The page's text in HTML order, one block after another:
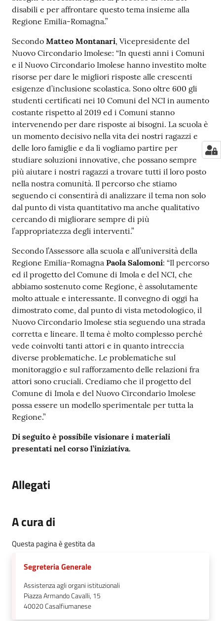
disabili e per affrontare questo tema insieme alla
Regione Emilia-Romagna.”
Secondo Matteo Montanari, Vicepresidente del
Nuovo Circondario Imolese: “In questi anni i Comuni
e il Nuovo Circondario Imolese hanno investito molte
risorse per dare le migliori risposte alle crescenti
esigenze d’inclusione scolastica. Sono oltre 600 gli
studenti certificati nei 10 Comuni del NCI in aumento
costante rispetto al 2019 ed i Comuni stanno
intervenendo per dare risposte ai bisogni. La scuola è
un momento decisivo nella vita dei nostri ragazzi e
delle loro famiglie e da lì vogliamo partire per
studiare soluzioni innovative, che possano sempre
più aiutare i nostri ragazzi a trovare tutti il loro posto
nella nostra comunità. Il percorso che stiamo
seguendo ci consentirà di analizzare il tema non solo
dal punto di vista quantitativo ma anche qualitativo
cercando di migliorare sempre di più
l’appropriatezza degli interventi.”
Secondo l’Assessore alla scuola e all’università della
Regione Emilia-Romagna Paola Salomoni: “Il percorso
ed il progetto del Comune di Imola e del NCI, che
abbiamo sostenuto come Regione, è assolutamente
molto attuale e interessante. Il convegno di oggi ha
dimostrato come, dal punto di vista metodologico, il
Nuovo Circondario Imolese stia seguendo una strada
corretta e lineare. Il tema è molto complesso perché
vede coinvolti tanti attori e in quanto intreccia
diverse problematiche. Le problematiche sul
monitoraggio e sul rafforzamento delle relazioni fra
attori sono cruciali. Crediamo che il progetto del
Comune di Imola e del Nuovo Circondario Imolese
possa essere un modello sperimentale per tutta la
Regione.”
Di seguito è possibile visionare i materiali
presentati nel corso l’iniziativa.
Allegati
A cura di
Questa pagina è gestita da
Segreteria Generale
Assistenza agli organi istituzionali
Piazza Armando Cavalli, 15
40020Casalfiumanese